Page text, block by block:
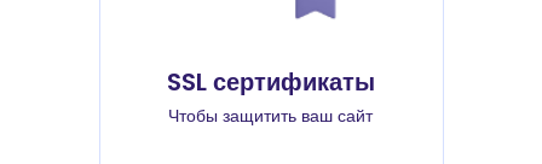
SSL сертификаты
Чтобы защитить ваш сайт